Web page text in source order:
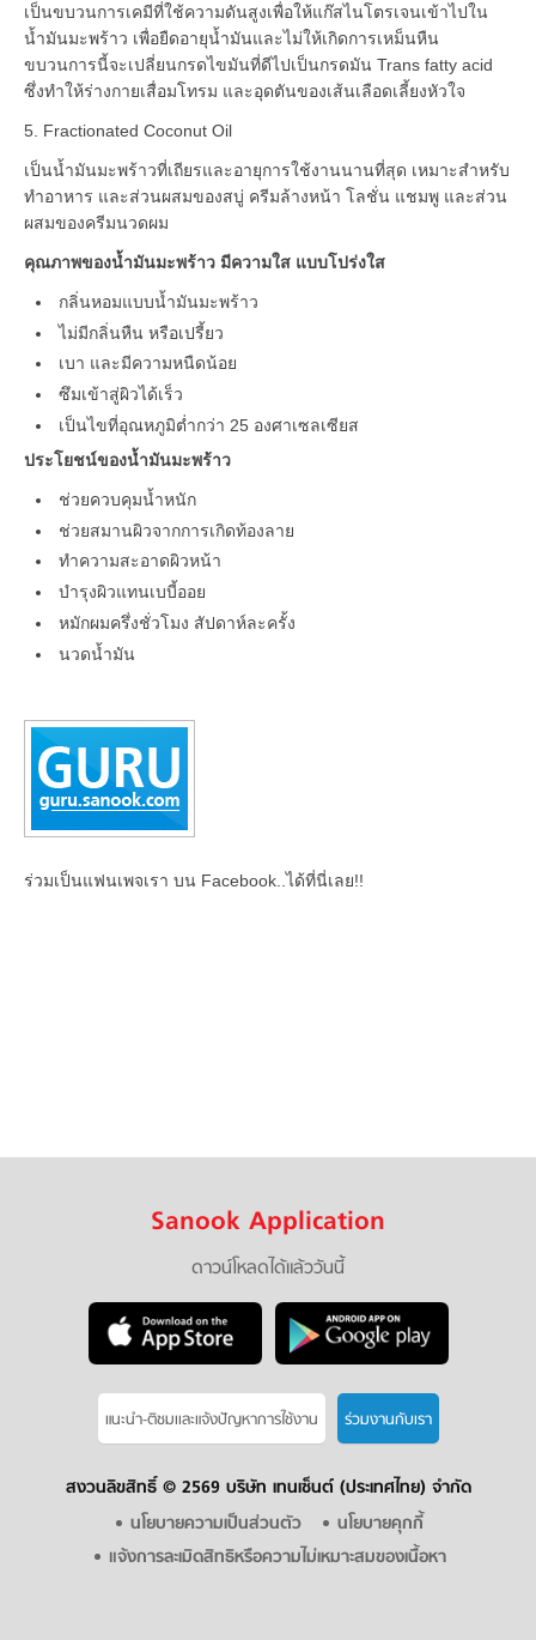
เป็นขบวนการเคมีที่ใช้ความดันสูงเพื่อให้แก๊สไนโตรเจนเข้าไปใน
น้ำมันมะพร้าว เพื่อยืดอายุน้ำมันและไม่ให้เกิดการเหม็นหืน
ขบวนการนี้จะเปลี่ยนกรดไขมันที่ดีไปเป็นกรดมัน Trans fatty acid
ซึ่งทำให้ร่างกายเสื่อมโทรม และอุดตันของเส้นเลือดเลี้ยงหัวใจ
5. Fractionated Coconut Oil
เป็นน้ำมันมะพร้าวที่เถียรและอายุการใช้งานนานที่สุด เหมาะสำหรับ
ทำอาหาร และส่วนผสมของสบู่ ครีมล้างหน้า โลชั่น แชมพู และส่วน
ผสมของครีมนวดผม
คุณภาพของน้ำมันมะพร้าว มีความใส แบบโปร่งใส
กลิ่นหอมแบบน้ำมันมะพร้าว
ไม่มีกลิ่นหืน หรือเปรี้ยว
เบา และมีความหนืดน้อย
ซึมเข้าสู่ผิวได้เร็ว
เป็นไขที่อุณหภูมิต่ำกว่า 25 องศาเซลเซียส
ประโยชน์ของน้ำมันมะพร้าว
ช่วยควบคุมน้ำหนัก
ช่วยสมานผิวจากการเกิดท้องลาย
ทำความสะอาดผิวหน้า
บำรุงผิวแทนเบบี้ออย
หมักผมครึ่งชั่วโมง สัปดาห์ละครั้ง
นวดน้ำมัน
ร่วมเป็นแฟนเพจเรา บน Facebook..ได้ที่นี่เลย!!
Sanook Application
ดาวน์โหลดได้แล้ววันนี้
แนะนำ-ติชมเเละแจ้งปัญหาการใช้งาน ร่วมงานกับเรา
สงวนลิขสิทธิ์ © 2569 บริษัท เทนเซ็นต์ (ประเทศไทย) จำกัด
นโยบายความเป็นส่วนตัว
นโยบายคุกกี้
แจ้งการละเมิดสิทธิหรือความไม่เหมาะสมของเนื้อหา